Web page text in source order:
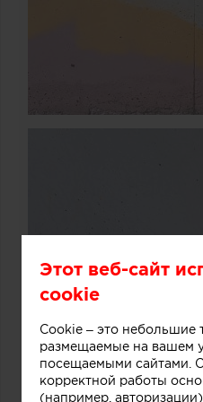
Этот веб-сайт
cookie
Cookie – это небольшие
размещаемые на вашем
посещаемыми сайтами.
корректной работы
(например,